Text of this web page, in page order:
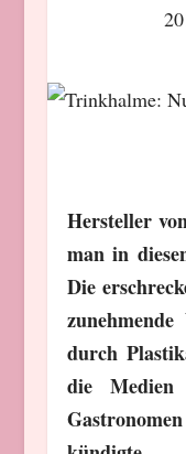
Hersteller
man in
Die
durch
die